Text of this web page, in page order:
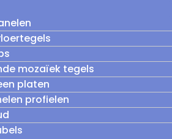
mozaïek tegels
platen
profielen